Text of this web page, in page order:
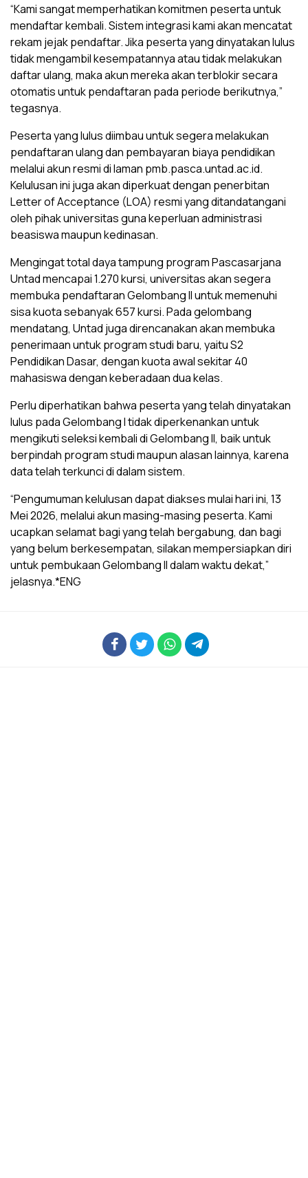
“Kami sangat memperhatikan komitmen peserta untuk
mendaftar kembali. Sistem integrasi kami akan mencatat
rekam jejak pendaftar. Jika peserta yang dinyatakan lulus
tidak mengambil kesempatannya atau tidak melakukan
daftar ulang, maka akun mereka akan terblokir secara
otomatis untuk pendaftaran pada periode berikutnya,”
tegasnya.
Peserta yang lulus diimbau untuk segera melakukan
pendaftaran ulang dan pembayaran biaya pendidikan
melalui akun resmi di laman pmb.pasca.untad.ac.id.
Kelulusan ini juga akan diperkuat dengan penerbitan
Letter of Acceptance (LOA) resmi yang ditandatangani
oleh pihak universitas guna keperluan administrasi
beasiswa maupun kedinasan.
Mengingat total daya tampung program Pascasarjana
Untad mencapai 1.270 kursi, universitas akan segera
membuka pendaftaran Gelombang II untuk memenuhi
sisa kuota sebanyak 657 kursi. Pada gelombang
mendatang, Untad juga direncanakan akan membuka
penerimaan untuk program studi baru, yaitu S2
Pendidikan Dasar, dengan kuota awal sekitar 40
mahasiswa dengan keberadaan dua kelas.
Perlu diperhatikan bahwa peserta yang telah dinyatakan
lulus pada Gelombang I tidak diperkenankan untuk
mengikuti seleksi kembali di Gelombang II, baik untuk
berpindah program studi maupun alasan lainnya, karena
data telah terkunci di dalam sistem.
“Pengumuman kelulusan dapat diakses mulai hari ini, 13
Mei 2026, melalui akun masing-masing peserta. Kami
ucapkan selamat bagi yang telah bergabung, dan bagi
yang belum berkesempatan, silakan mempersiapkan diri
untuk pembukaan Gelombang II dalam waktu dekat,”
jelasnya.*ENG